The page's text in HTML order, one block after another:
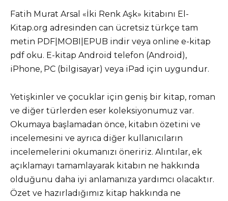
Fatih Murat Arsal «İki Renk Aşk» kitabını El-
Kitap.org adresinden can ücretsiz türkçe tam
metin PDF|MOBI|EPUB indir veya online e-kitap
pdf oku. E-kitap Android telefon (Android),
iPhone, PC (bilgisayar) veya iPad için uygundur.
Yetişkinler ve çocuklar için geniş bir kitap, roman
ve diğer türlerden eser koleksiyonumuz var.
Okumaya başlamadan önce, kitabın özetini ve
incelemesini ve ayrıca diğer kullanıcıların
incelemelerini okumanızı öneririz. Alıntılar, ek
açıklamayı tamamlayarak kitabın ne hakkında
olduğunu daha iyi anlamanıza yardımcı olacaktır.
Özet ve hazırladığımız kitap hakkında ne